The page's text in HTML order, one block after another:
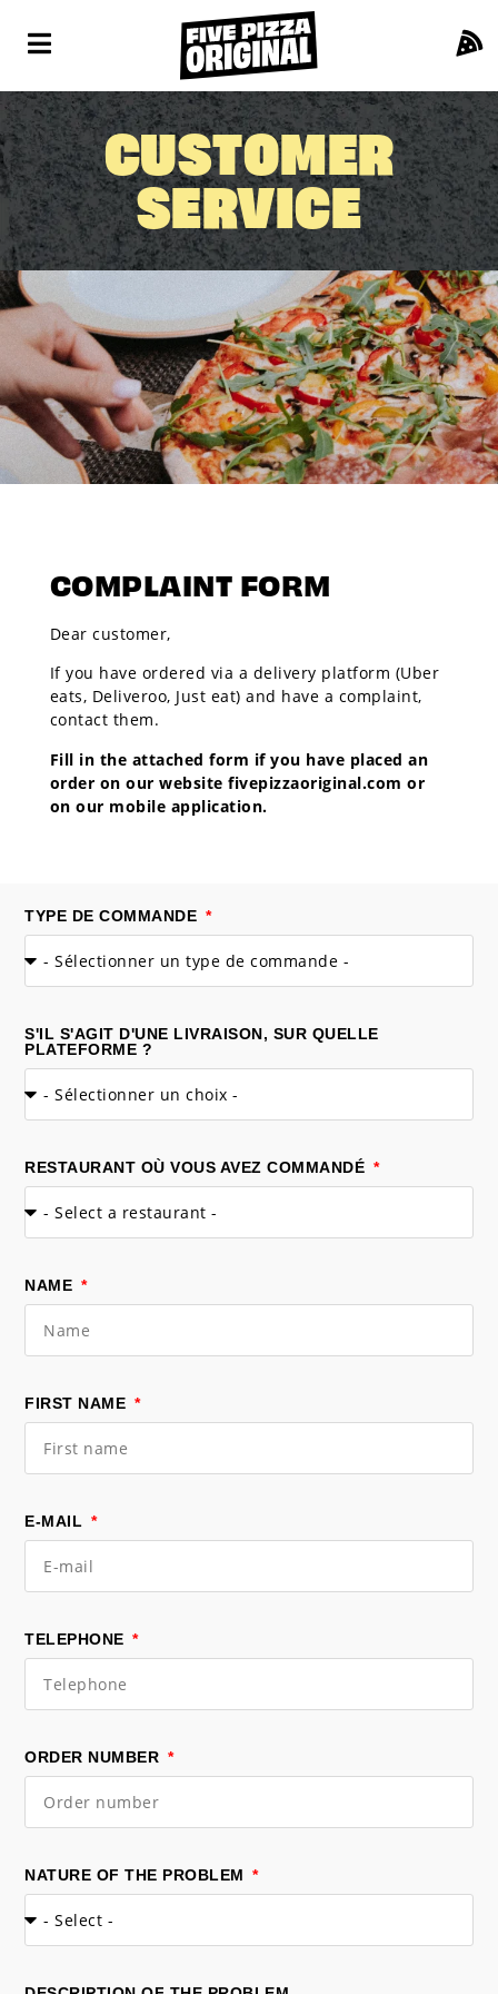
CUSTOMER
SERVICE
COMPLAINT FORM
Dear customer,
If you have ordered via a delivery platform (Uber
eats, Deliveroo, Just eat) and have a complaint,
contact them.
Fill in the attached form if you have placed an
order on our website fivepizzaoriginal.com or
on our mobile application.
TYPE DE COMMANDE
S'IL S'AGIT D'UNE LIVRAISON, SUR QUELLE
PLATEFORME ?
RESTAURANT OÙ VOUS AVEZ COMMANDÉ
NAME
FIRST NAME
E-MAIL
TELEPHONE
ORDER NUMBER
NATURE OF THE PROBLEM